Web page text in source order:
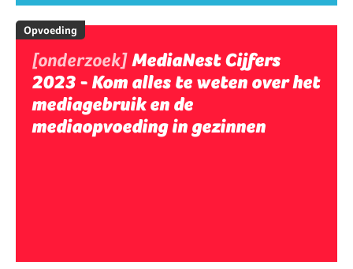
Opvoeding
[onderzoek]MediaNest Cijfers
2023 - Kom alles te weten over het
mediagebruik en de
mediaopvoeding in gezinnen